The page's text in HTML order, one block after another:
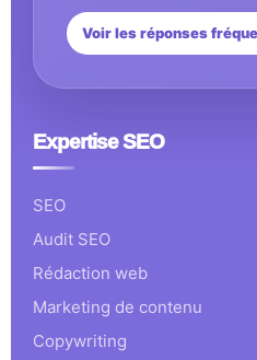
Voir les réponses
Expertise SEO
SEO
Audit SEO
Rédaction web
Marketing de contenu
Copywriting